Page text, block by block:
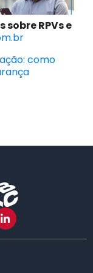
RPVs e
como